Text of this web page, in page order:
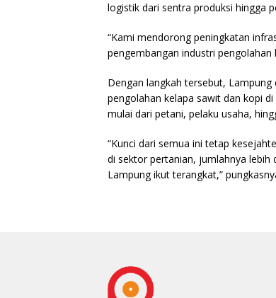
logistik dari sentra produksi hingga
“Kami mendorong peningkatan
pengembangan industri
Dengan langkah tersebut,
pengolahan kelapa sawit dan kopi
mulai dari petani, pelaku usaha,
“Kunci dari semua ini tetap
di sektor pertanian, jumlahnya lebih
Lampung ikut terangkat,”